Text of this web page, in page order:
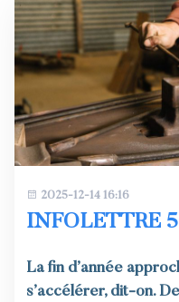
2025-12-14 16:16
INFOLETTRE 5
La fin d’année
s’accélérer, dit-on.